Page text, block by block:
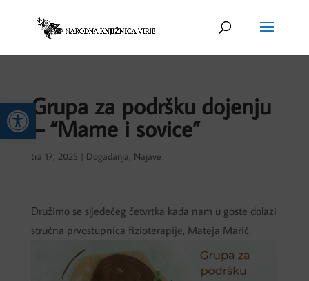
Open toolbar
Grupa za podršku dojenju
– “Mame i sovice”
tra 17, 2025 Događanja, Najave
Družimo se sljedećeg četvrtka kada nam u goste dolazi
stručna prvostupnica fizioterapije, Mateja Marić.